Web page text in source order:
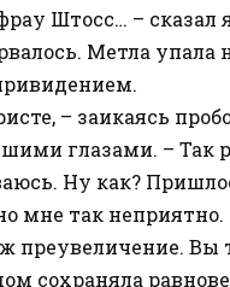
Штосс… – сказал
Метла
– заикаясь
глазами. – Так
Ну как?
мне так неприятно.
преувеличение.
сохраняла